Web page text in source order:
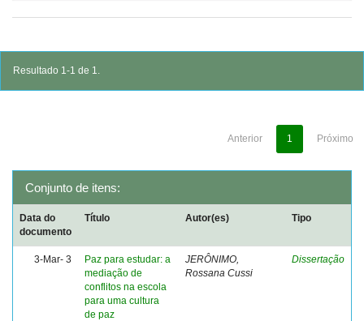
Resultado 1-1 de 1.
Anterior 1 Próximo
Conjunto de itens:
Data do
documento
Título Autor(es) Tipo
3-Mar- 3
Paz para estudar: a
mediação de
conflitos na escola
para uma cultura
de paz
JERÔNIMO,
Rossana Cussi
Dissertação